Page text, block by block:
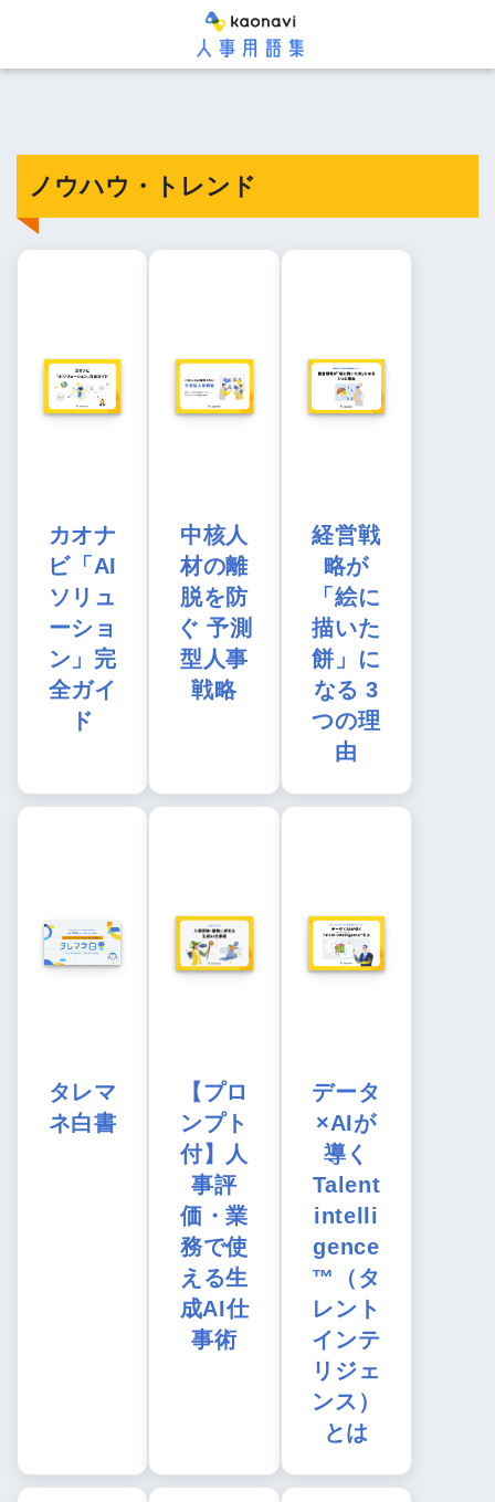
ノウハウ・トレンド
カオナ
ビ「AI
ソリュ
ーショ
ン」完
全ガイ
ド
中核人
材の離
脱を防
ぐ 予測
型人事
戦略
経営戦
略が
「絵に
描いた
餅」に
なる 3
つの理
由
タレマ
ネ白書
【プロ
ンプト
付】人
事評
価・業
務で使
える生
成AI仕
事術
データ
×AIが
導く
Talent
intelli
gence
™（タ
レント
インテ
リジェ
ンス）
とは